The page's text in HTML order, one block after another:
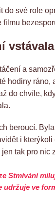
do své role
filmu
a
hodiny ráno,
do chvíle,
beroucí.
i
tak pro nic
Stmívání
udržuje ve